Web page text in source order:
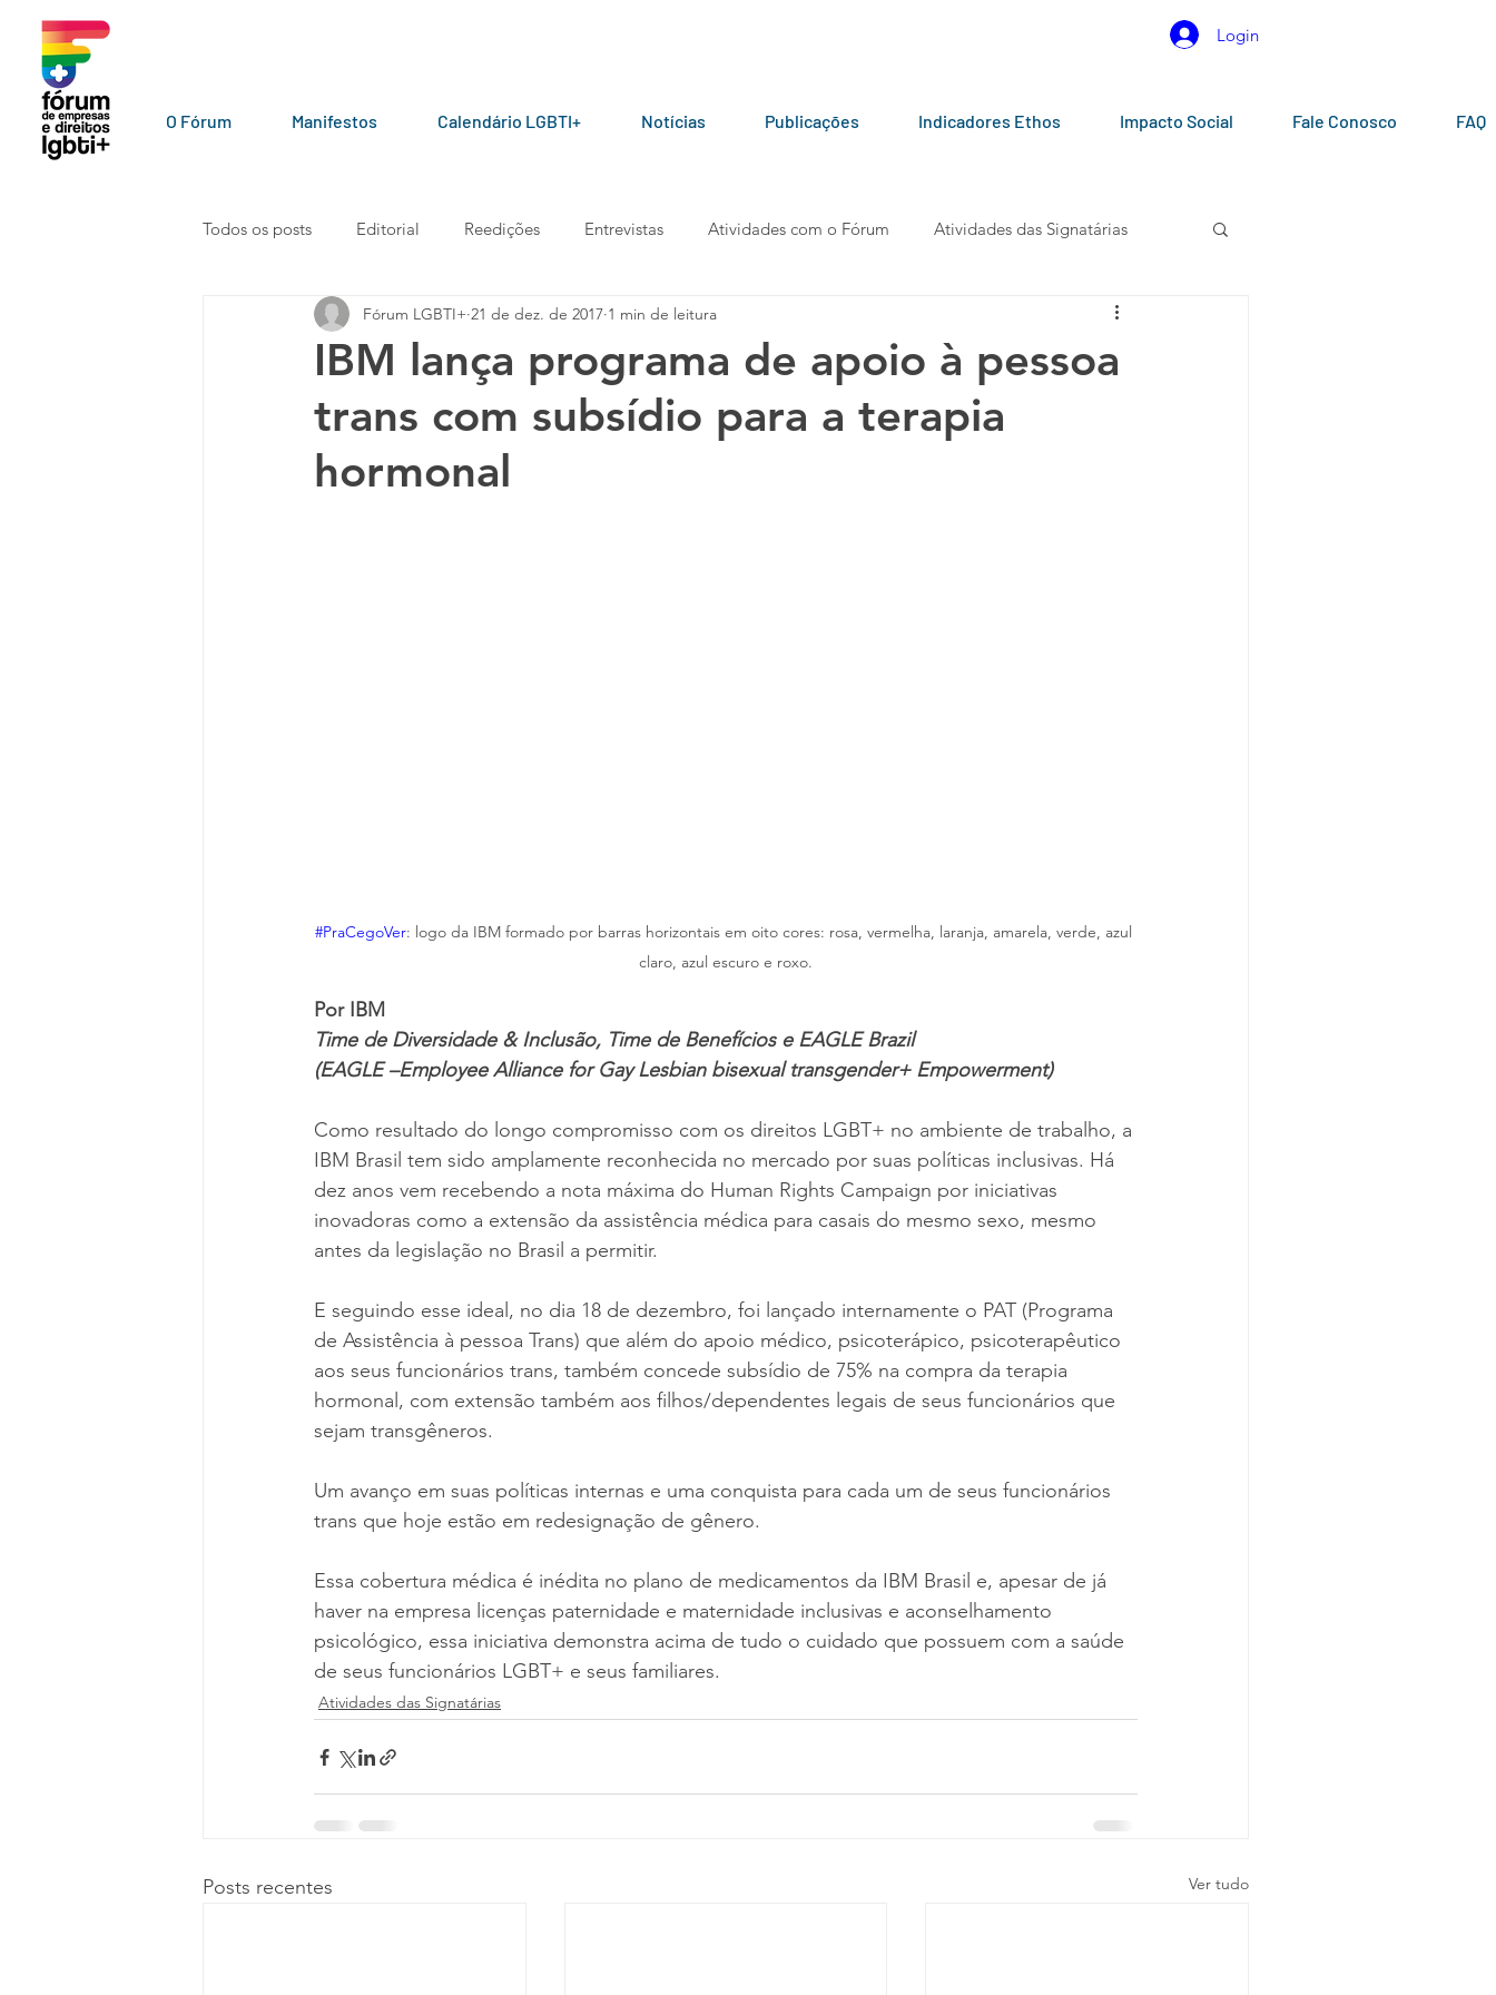
Login
O Fórum Manifestos Calendário LGBTI+ Notícias Publicações Indicadores Ethos Impacto Social Fale Conosco FAQ
Todos os posts Editorial Reedições Entrevistas Atividades com o Fórum Atividades das Signatárias
LGBT+ pelo mundo Por parceiros do Fórum Manuais e Cartilhas Calendários
101010 Carta aberta Manifesto Podcast
IBM lança programa de apoio à pessoa
trans com subsídio para a terapia
hormonal
Fórum LGBTI+ 21 de dez. de 2017 1 min de leitura
#PraCegoVer: logo da IBM formado por barras horizontais em oito cores: rosa, vermelha, laranja, amarela, verde, azul
claro, azul escuro e roxo.
Por IBM
Time de Diversidade & Inclusão, Time de Benefícios e EAGLE Brazil
(EAGLE –Employee Alliance for Gay Lesbian bisexual transgender+ Empowerment)
Como resultado do longo compromisso com os direitos LGBT+ no ambiente de trabalho, a
IBM Brasil tem sido amplamente reconhecida no mercado por suas políticas inclusivas. Há
dez anos vem recebendo a nota máxima do Human Rights Campaign por iniciativas
inovadoras como a extensão da assistência médica para casais do mesmo sexo, mesmo
antes da legislação no Brasil a permitir.
E seguindo esse ideal, no dia 18 de dezembro, foi lançado internamente o PAT (Programa
de Assistência à pessoa Trans) que além do apoio médico, psicoterápico, psicoterapêutico
aos seus funcionários trans, também concede subsídio de 75% na compra da terapia
hormonal, com extensão também aos filhos/dependentes legais de seus funcionários que
sejam transgêneros.
Um avanço em suas políticas internas e uma conquista para cada um de seus funcionários
trans que hoje estão em redesignação de gênero.
Essa cobertura médica é inédita no plano de medicamentos da IBM Brasil e, apesar de já
haver na empresa licenças paternidade e maternidade inclusivas e aconselhamento
psicológico, essa iniciativa demonstra acima de tudo o cuidado que possuem com a saúde
de seus funcionários LGBT+ e seus familiares.
Atividades das Signatárias
Posts recentes Ver tudo